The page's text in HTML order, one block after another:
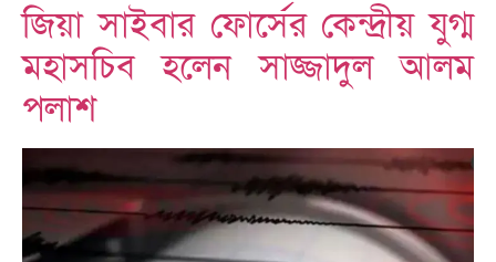
জিয়া সাইবার ফোর্সের কেন্দ্রীয় যুগ্ম
মহাসচিব হলেন সাজ্জাদুল আলম
পলাশ